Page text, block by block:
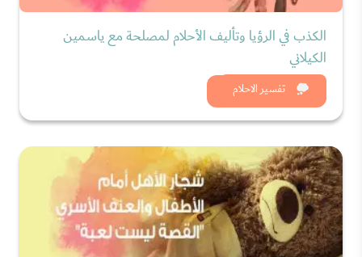
تفسير الاحلام
الكذب في الرؤيا وتأليف الأحلام لمصلحة مع ياسمين
الكيلاني
شاهد الان